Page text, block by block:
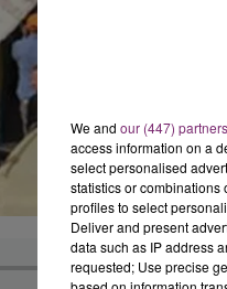
We and our (447) partners
access information on a
select personalised
statistics or combinations
profiles to select
Deliver and present
data such as IP address
requested; Use precise